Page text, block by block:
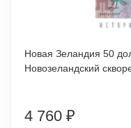
Новая Зеландия 50
4 760 ₽